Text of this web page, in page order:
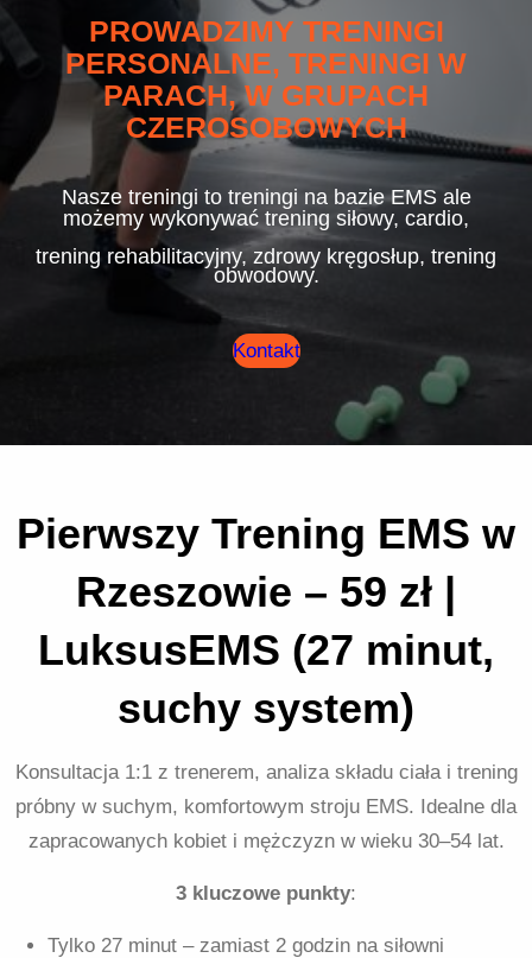
PROWADZIMY TRENINGI
PERSONALNE, TRENINGI W
PARACH, W GRUPACH
CZEROSOBOWYCH
Nasze treningi to treningi na bazie EMS ale
możemy wykonywać trening siłowy, cardio,
trening rehabilitacyjny, zdrowy kręgosłup, trening
obwodowy.
Kontakt
Pierwszy Trening EMS w
Rzeszowie – 59 zł |
LuksusEMS (27 minut,
suchy system)
Konsultacja 1:1 z trenerem, analiza składu ciała i trening
próbny w suchym, komfortowym stroju EMS. Idealne dla
zapracowanych kobiet i mężczyzn w wieku 30–54 lat.
3 kluczowe punkty:
Tylko 27 minut – zamiast 2 godzin na siłowni